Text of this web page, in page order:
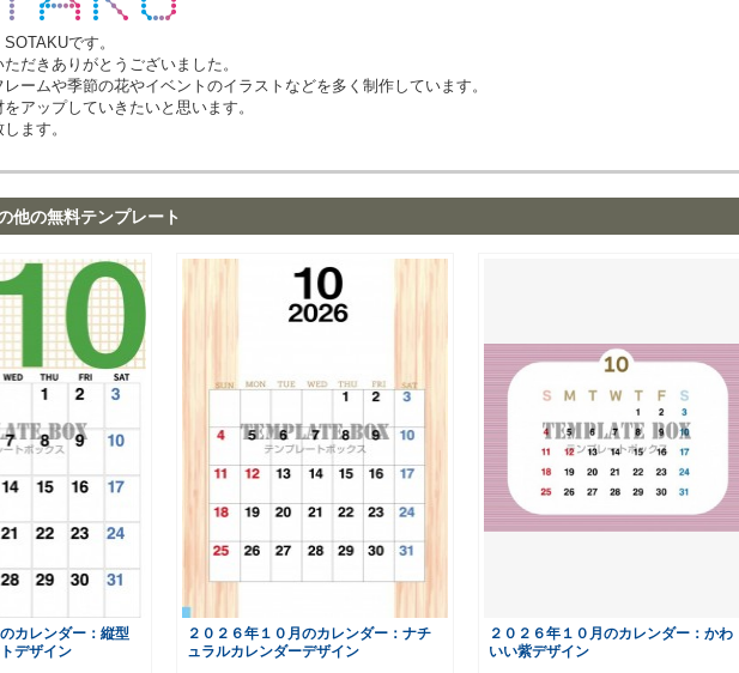
です。
だきありがとうございました。
ームや季節の花やイベントのイラストなどを多く制作しています。
アップしていきたいと思います。
ます。
他の無料テンプレート
カレンダー：縦型
デザイン
２０２６年１０月のカレンダー：ナチ
ュラルカレンダーデザイン
２０２６年１０月のカレンダー：かわ
いい紫デザイン